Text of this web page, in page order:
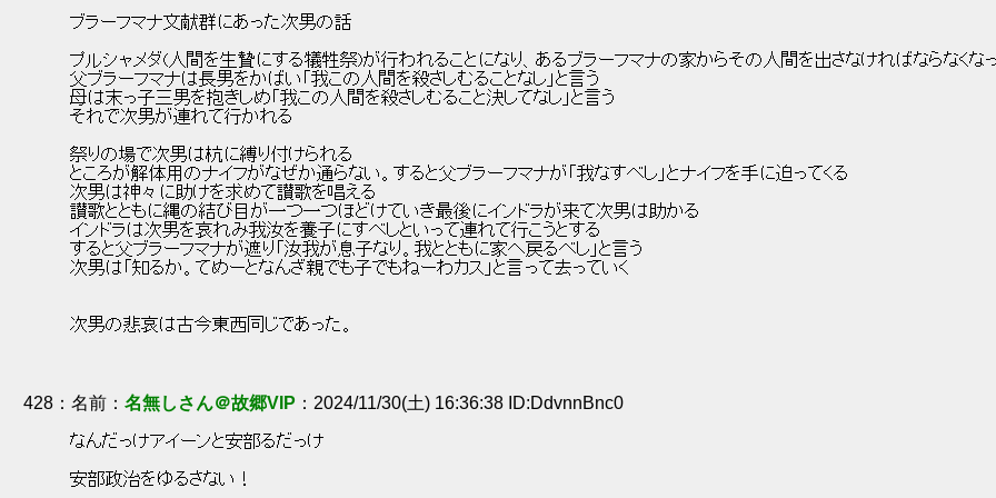
ブラーフマナ文献群にあった次男の話
プルシャメダ(人間を生贄にする犠牲祭)が行われることになり、あるブラーフマナの家からその人間を出さなければならなくな
父ブラーフマナは長男をかばい「我この人間を殺さしむることなし」と言う
母は末っ子三男を抱きしめ「我この人間を殺さしむること決してなし」と言う
それで次男が連れて行かれる
祭りの場で次男は杭に縛り付けられる
ところが解体用のナイフがなぜか通らない。すると父ブラーフマナが「我なすべし」とナイフを手に迫ってくる
次男は神々に助けを求めて讃歌を唱える
讃歌とともに縄の結び目が一つ一つほどけていき最後にインドラが来て次男は助かる
インドラは次男を哀れみ我汝を養子にすべしといって連れて行こうとする
すると父ブラーフマナが遮り「汝我が息子なり。我とともに家へ戻るべし」と言う
次男は「知るか。てめーとなんざ親でも子でもねーわカス」と言って去っていく
次男の悲哀は古今東西同じであった。
428 ： 名無しさん＠故郷VIP 2024/11/30(土) 16:36:38 ID:DdvnnBnc0
なんだっけアイーンと安部るだっけ
安部政治をゆるさない！